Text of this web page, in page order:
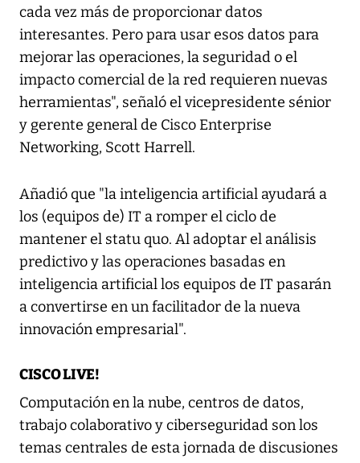
cada vez más de proporcionar datos
interesantes. Pero para usar esos datos para
mejorar las operaciones, la seguridad o el
impacto comercial de la red requieren nuevas
herramientas", señaló el vicepresidente sénior
y gerente general de Cisco Enterprise
Networking, Scott Harrell.
Añadió que "la inteligencia artificial ayudará a
los (equipos de) IT a romper el ciclo de
mantener el statu quo. Al adoptar el análisis
predictivo y las operaciones basadas en
inteligencia artificial los equipos de IT pasarán
a convertirse en un facilitador de la nueva
innovación empresarial".
CISCO LIVE!
Computación en la nube, centros de datos,
trabajo colaborativo y ciberseguridad son los
temas centrales de esta jornada de discusiones